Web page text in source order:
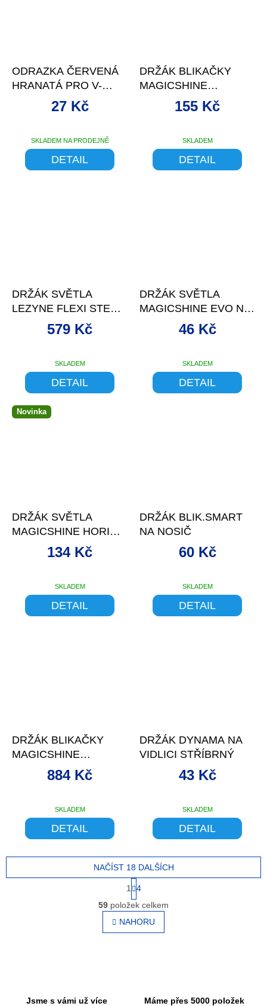
ODRAZKA ČERVENÁ
HRANATÁ PRO V-
SKLADEM NA PRODEJNĚ
27 Kč
DETAIL
DRŽÁK BLIKAČKY
MAGICSHINE
L508/L308 NA
SEDLOVÉ LYŽ
hodnocení
produktu
SKLADEM
155 Kč
DETAIL
DRŽÁK SVĚTLA
LEZYNE FLEXI STEM
MOUNT NA
PŘEDSTAVEC
SKLADEM
579 Kč
DETAIL
DRŽÁK SVĚTLA
MAGICSHINE EVO NA
GO PRO
hodnocení
produktu
SKLADEM
46 Kč
DETAIL
Novinka
DRŽÁK SVĚTLA
MAGICSHINE HORI
(GARMIN BAJONET)
SKLADEM
134 Kč
DETAIL
DRŽÁK BLIK.SMART
NA NOSIČ
SKLADEM
60 Kč
DETAIL
DRŽÁK BLIKAČKY
MAGICSHINE
NEFTY+TRACKER NA
LYŽINY
SKLADEM
884 Kč
DETAIL
DRŽÁK DYNAMA NA
VIDLICI STŘÍBRNÝ
SKLADEM
43 Kč
DETAIL
O
v
l
á
NAČÍST 18 DALŠÍCH
t
r
á
n
k
1
4
59 položek celkem
NAHORU
Jsme s vámi už více
Máme přes 5000 položek